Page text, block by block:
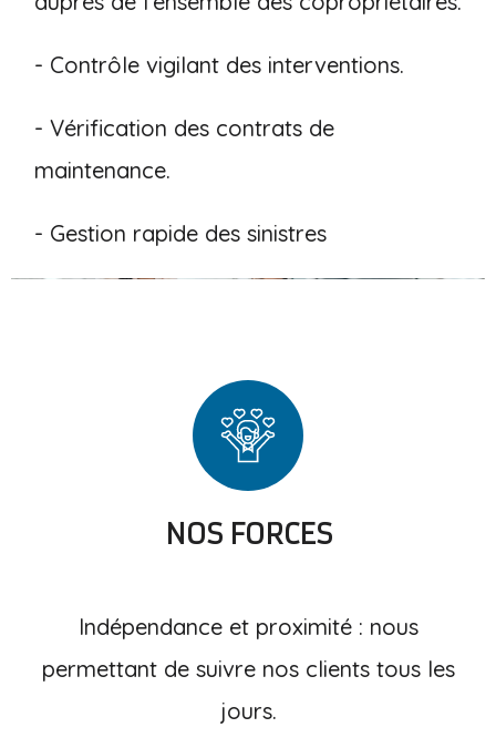
- Contrôle vigilant des interventions.
- Vérification des contrats de
maintenance.
- Gestion rapide des sinistres
NOS FORCES
Indépendance et proximité : nous
permettant de suivre nos clients tous les
jours.